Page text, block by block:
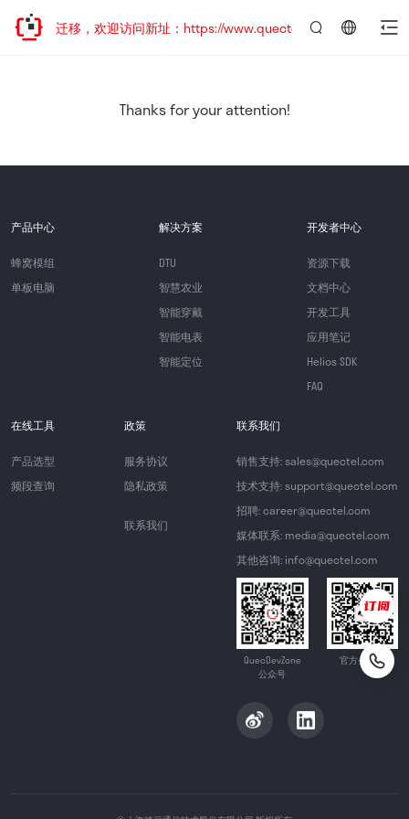
地址已迁移，欢迎访问新址：https://www.quectel.com.cn
Thanks for your attention!
产品中心
蜂窝模组
单板电脑
解决方案
DTU
智慧农业
智能穿戴
智能电表
智能定位
开发者中心
资源下载
文档中心
开发工具
应用笔记
Helios SDK
FAQ
在线工具
产品选型
频段查询
政策
服务协议
隐私政策
联系我们
联系我们
销售支持: sales@quectel.com
技术支持: support@quectel.com
招聘: career@quectel.com
媒体联系: media@quectel.com
其他咨询: info@quectel.com
QuecDevZone
公众号
官方公众号